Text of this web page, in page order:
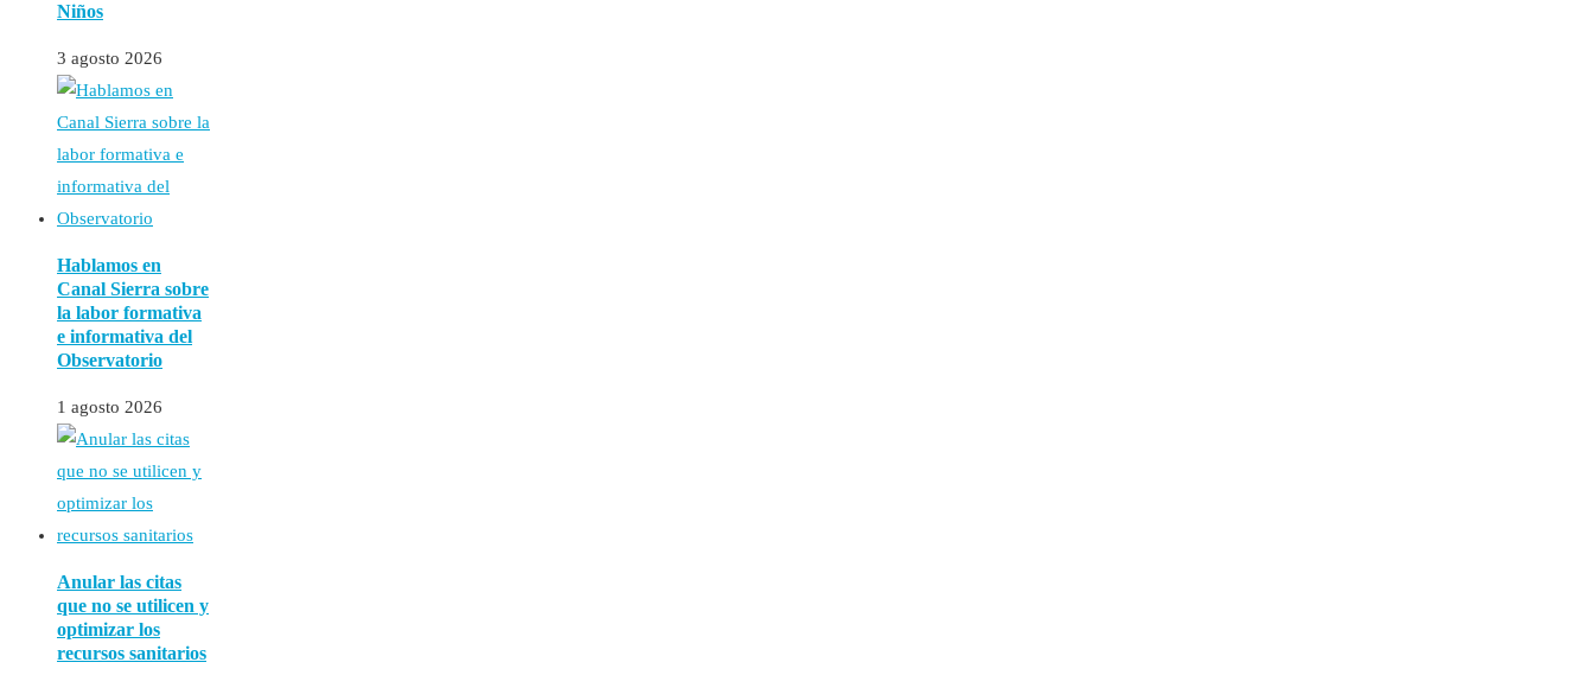
Niños
3 agosto 2026
Hablamos en
Canal Sierra sobre
la labor formativa
e informativa del
Observatorio
1 agosto 2026
Anular las citas
que no se utilicen y
optimizar los
recursos sanitarios